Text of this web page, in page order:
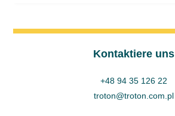
Kontaktiere uns
+48 94 35 126 22
troton@troton.com.pl